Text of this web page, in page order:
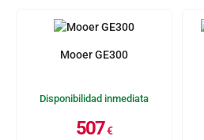
Mooer GE300
Disponibilidad inmediata
507 €